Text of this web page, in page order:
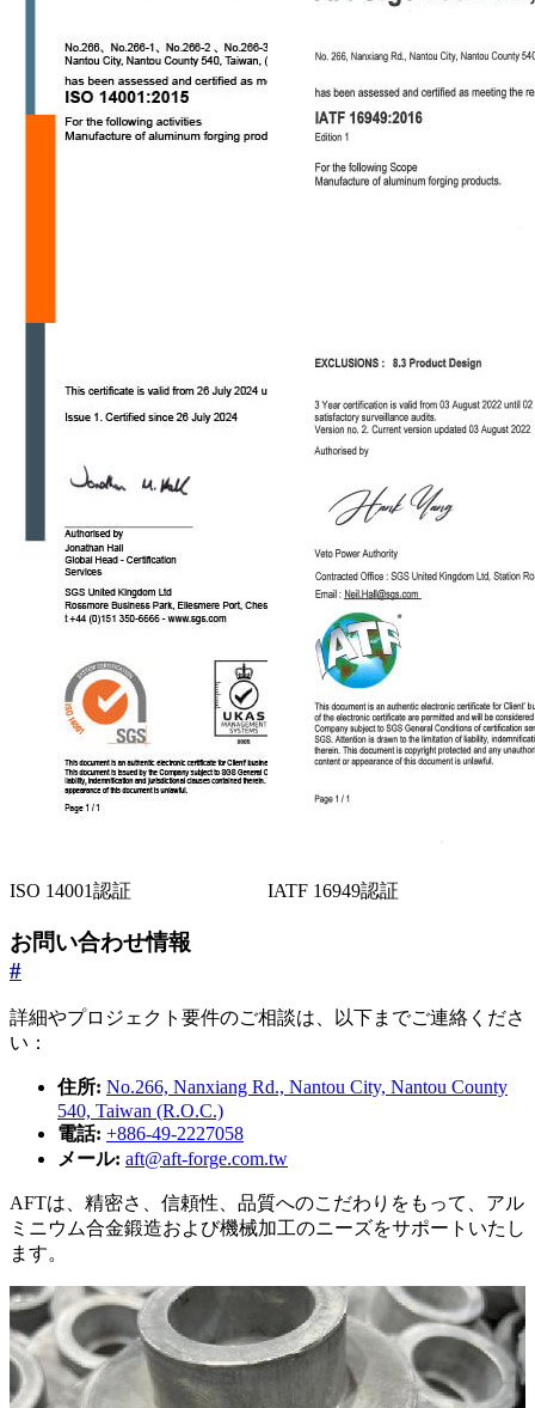
ISO 14001認証 IATF 16949認証
お問い合わせ情報
#
詳細やプロジェクト要件のご相談は、以下までご連絡くださ
い：
住所: No.266, Nanxiang Rd., Nantou City, Nantou County
540, Taiwan (R.O.C.)
電話: +886-49-2227058
メール: aft@aft-forge.com.tw
AFTは、精密さ、信頼性、品質へのこだわりをもって、アル
ミニウム合金鍛造および機械加工のニーズをサポートいたし
ます。